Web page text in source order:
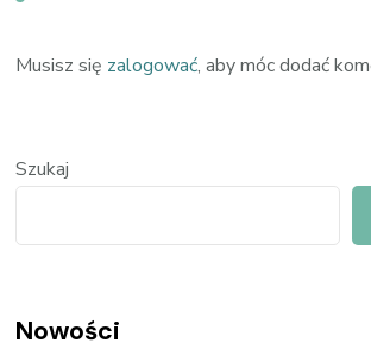
Musisz się zalogować, aby móc dodać
Szukaj
Nowości